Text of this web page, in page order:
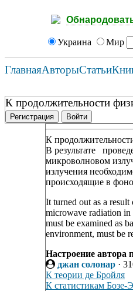
Украина Мир
ГлавнаяАвторыСтатьи
К продолжительности
Регистрация Войти
К
В результате
микроволновом
излучения
происходящие в
It turned out as a
microwave radiation
must be examined as
environment, must be
Настроение автора
джан солонар ·
К теории де Бройля
К статистикам